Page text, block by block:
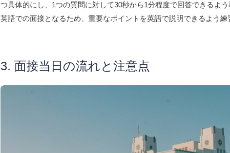
つ具体的にし、1つの質問に対して30秒から1分程度で回答できるよう
英語での面接となるため、重要なポイントを英語で説明できるよう練
3. 面接当日の流れと注意点